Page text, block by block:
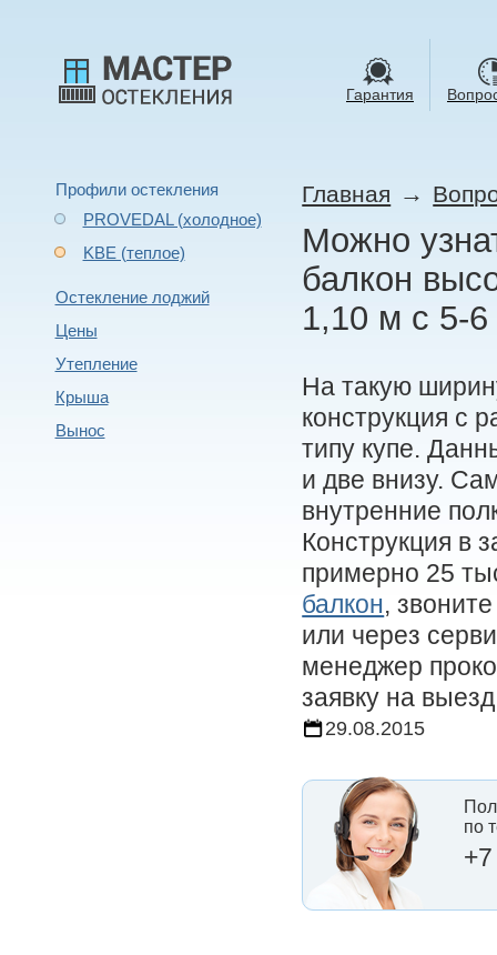
Гарантия
Профили остекления
PROVEDAL (холодное)
KBE (теплое)
Остекление лоджий
Цены
Утепление
Крыша
Вынос
Главная →
Можно
балкон
1,10 м с 5-
На такую
конструкция с
типу купе.
и две внизу.
внутренние
Конструкция в
примерно 25
балкон,
или через
менеджер
заявку на
29.08.2015
по